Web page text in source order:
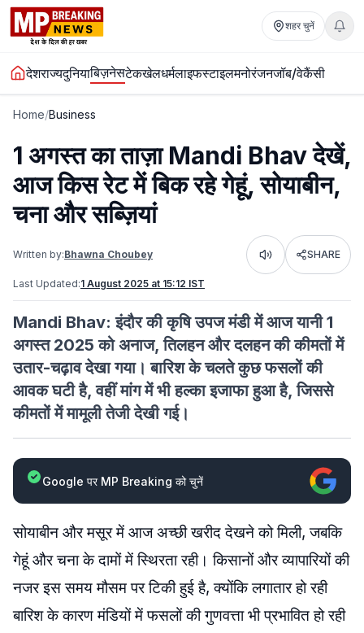
शहर चुनें
देशराज्यदुनियाबिज़नेसटेकखेलधर्मलाइफस्टाइलमनोरंजनजॉब/वेकैंसी
Home/Business
1 अगस्त का ताज़ा Mandi Bhav देखें,
आज किस रेट में बिक रहे गेहूं, सोयाबीन,
चना और सब्ज़ियां
Written by:Bhawna Choubey Listen SHARE
Last Updated:1 August 2025 at 15:12 IST
Mandi Bhav: इंदौर की कृषि उपज मंडी में आज यानी 1
अगस्त 2025 को अनाज, तिलहन और दलहन की कीमतों में
उतार-चढ़ाव देखा गया। बारिश के चलते कुछ फसलों की
आवक घटी है, वहीं मांग में भी हल्का इजाफा हुआ है, जिससे
कीमतों में मामूली तेजी देखी गई।
Google पर MP Breaking को चुनें
सोयाबीन और मसूर में आज अच्छी खरीद देखने को मिली, जबकि
गेहूं और चना के दामों में स्थिरता रही। किसानों और व्यापारियों की
नजर इस समय मौसम पर टिकी हुई है, क्योंकि लगातार हो रही
बारिश के कारण मंडियों में फसलों की गुणवत्ता भी प्रभावित हो रही